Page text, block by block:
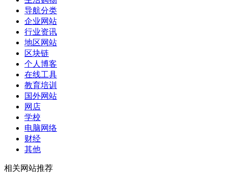
导航分类
企业网站
行业资讯
地区网站
区块链
个人博客
在线工具
教育培训
国外网站
网店
学校
电脑网络
财经
其他
相关网站推荐